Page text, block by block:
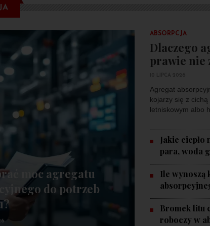
moc agregatu
do potrzeb
ABSORPCJA
Dlaczego
prawie nie
Agregat
kojarzy się z
letniskowym albo
Jakie
para, woda
Ile wynoszą
Bromek litu
roboczy w